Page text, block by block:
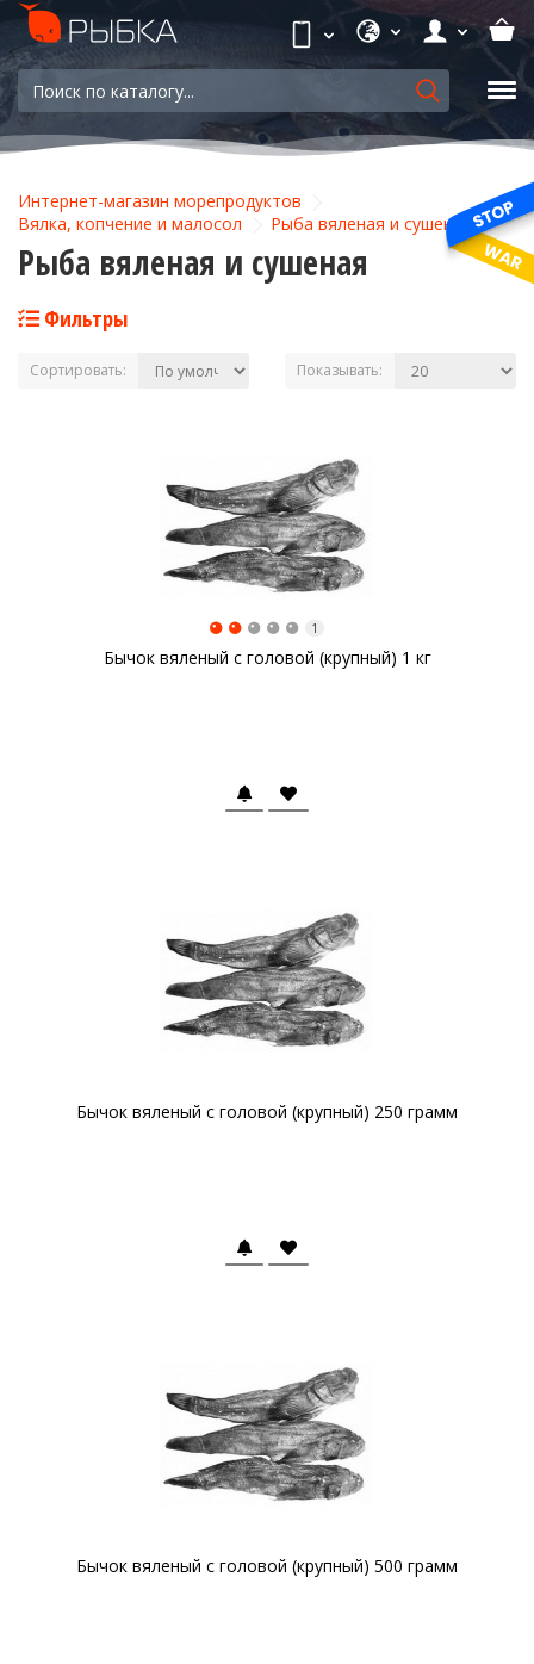
Интернет-магазин морепродуктов
Вялка, копчение и малосол
Рыба вяленая и сушеная
Рыба вяленая и сушеная
Фильтры
Сортировать: Показывать:
Бычок вяленый с головой (крупный) 1 кг
1
Бычок вяленый с головой (крупный) 250 грамм
Бычок вяленый с головой (крупный) 500 грамм